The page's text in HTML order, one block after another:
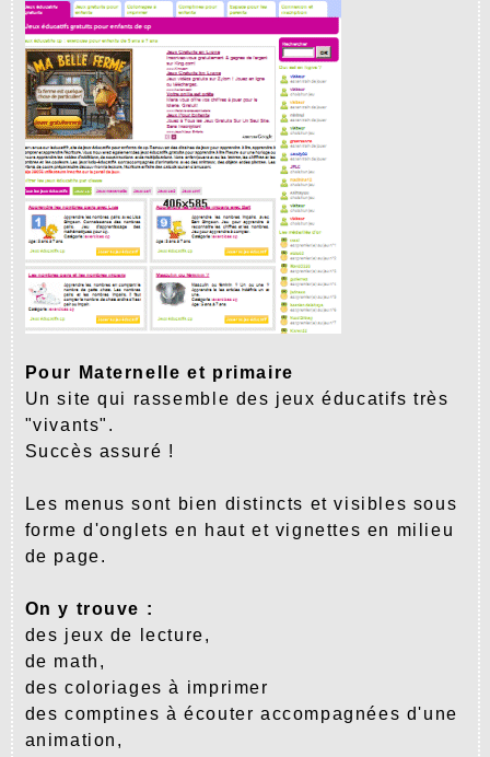
Pour Maternelle et primaire
Un site qui rassemble des jeux éducatifs très
"vivants".
Succès assuré !
Les menus sont bien distincts et visibles sous
forme d'onglets en haut et vignettes en milieu
de page.
On y trouve :
des jeux de lecture,
de math,
des coloriages à imprimer
des comptines à écouter accompagnées d'une
animation,